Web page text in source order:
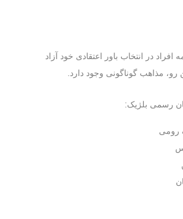
افراد در انتخاب باور اعتقادی خود آزاد
رو، مذاهب گوناگونی وجود دارد.
رسمی بلژیک:
رومی